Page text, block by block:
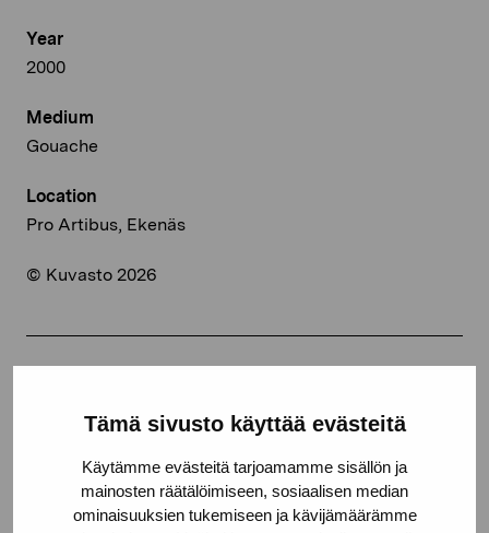
Tämä sivusto käyttää evästeitä
Käytämme evästeitä tarjoamamme sisällön ja
mainosten räätälöimiseen, sosiaalisen median
ominaisuuksien tukemiseen ja kävijämäärämme
Year
2000
Medium
Gouache
Location
Pro Artibus, Ekenäs
© Kuvasto 2026
Facebook
Linkedin